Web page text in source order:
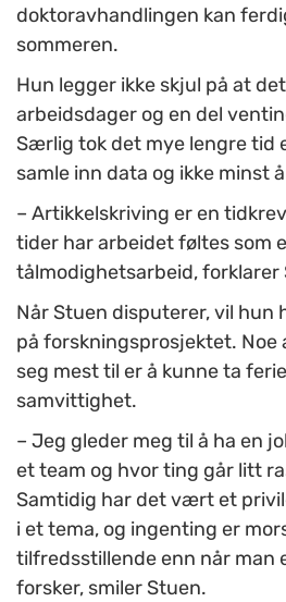
doktoravhandlingen kan
sommeren.
Hun legger ikke skjul på at
arbeidsdager og en del
Særlig tok det mye lengre tid
samle inn data og ikke minst
– Artikkelskriving er en
tider har arbeidet føltes som
tålmodighetsarbeid,
Når Stuen disputerer, vil hun
på forskningsprosjektet. Noe
seg mest til er å kunne ta
samvittighet.
– Jeg gleder meg til å ha en
et team og hvor ting går litt
Samtidig har det vært et
i et tema, og ingenting er
tilfredsstillende enn når man
forsker, smiler Stuen.